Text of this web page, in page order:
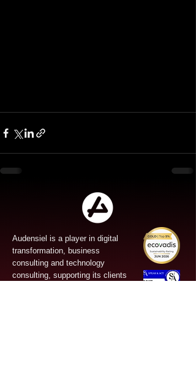
Audensiel is a player in digital
transformation, business
consulting and technology
consulting, supporting its clients